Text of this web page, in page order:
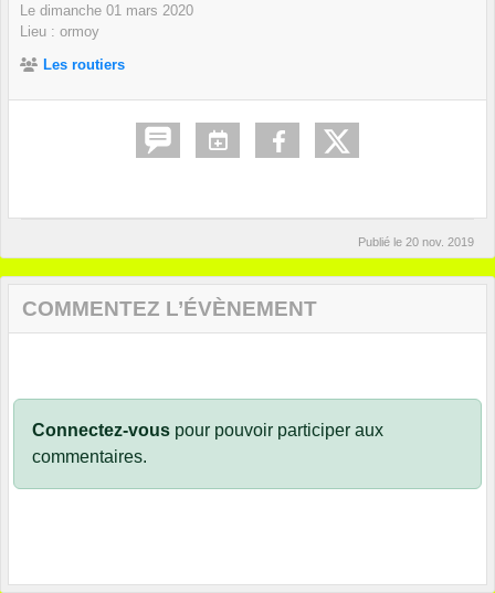
Le dimanche 01 mars 2020
Lieu : ormoy
Les routiers
Publié le 20 nov. 2019
COMMENTEZ L’ÉVÈNEMENT
Connectez-vous pour pouvoir participer aux
commentaires.